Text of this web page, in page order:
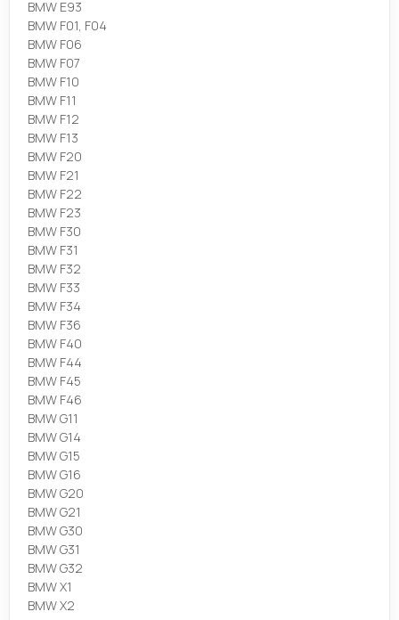
BMW E93
BMW F01, F04
BMW F06
BMW F07
BMW F10
BMW F11
BMW F12
BMW F13
BMW F20
BMW F21
BMW F22
BMW F23
BMW F30
BMW F31
BMW F32
BMW F33
BMW F34
BMW F36
BMW F40
BMW F44
BMW F45
BMW F46
BMW G11
BMW G14
BMW G15
BMW G16
BMW G20
BMW G21
BMW G30
BMW G31
BMW G32
BMW X1
BMW X2